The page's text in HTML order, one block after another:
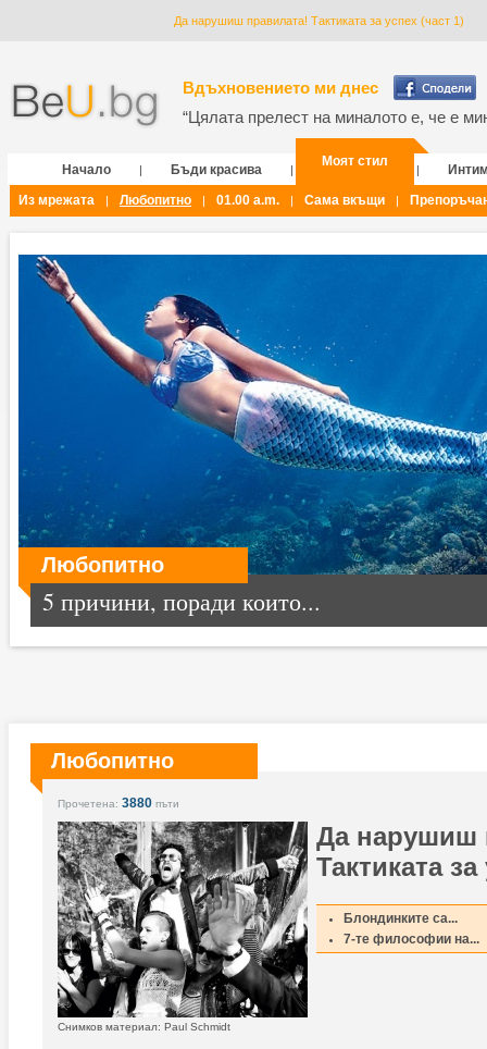
Да нарушиш правилата! Тактиката за успех (част 1)
Вдъхновението ми днес
“Цялата прелест на миналото е, че е
Начало | Бъди красива |
Моят стил
|
Из мрежата
| Любопитно | 01.00 a.m. | Сама вкъщи |
Любопитно
5 причини, поради които...
Любопитно
Прочетена: 3880 пъти
Да нарушиш
Тактиката
Блондинките са...
7-те философии на...
Снимков материал: Paul Schmidt